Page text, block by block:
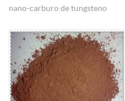
nano-carburo de tungsteno
ductilidad de rotura y batido, así
como una alta conductividad
eléctrica y térmica.